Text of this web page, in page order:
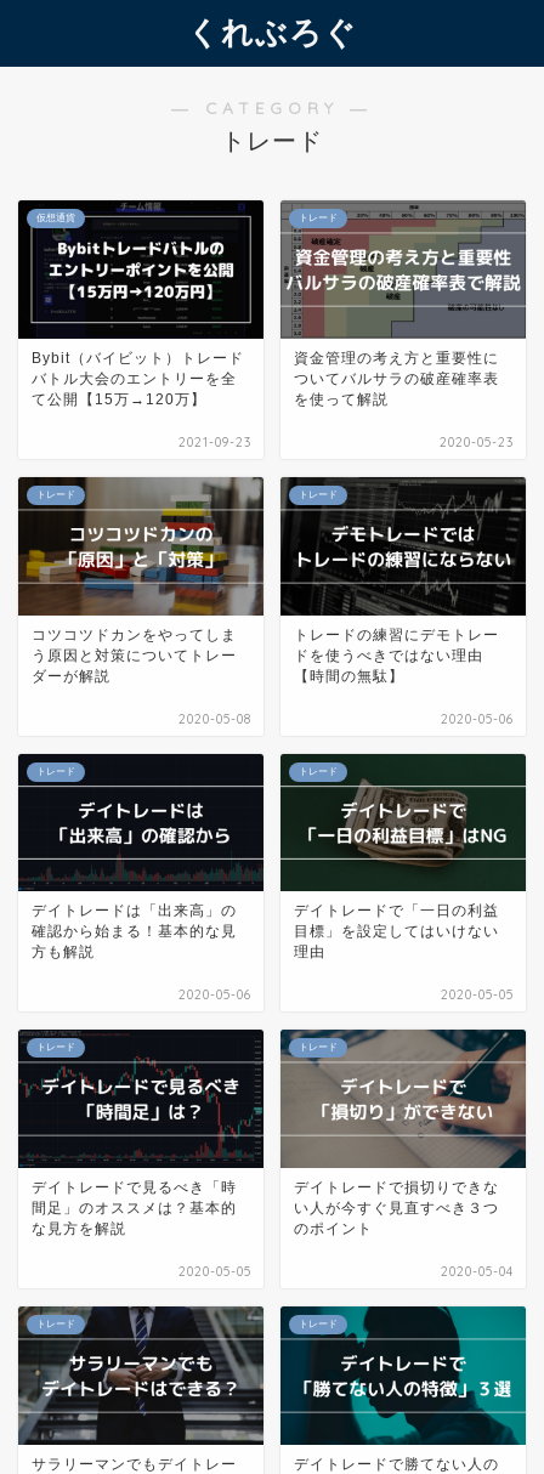
くれぶろぐ
― CATEGORY ―
トレード
仮想通貨
Bybit（バイビット）トレード
バトル大会のエントリーを全
て公開【15万→120万】
2021-09-23
トレード
資金管理の考え方と重要性に
ついてバルサラの破産確率表
を使って解説
2020-05-23
トレード
コツコツドカンをやってしま
う原因と対策についてトレー
ダーが解説
2020-05-08
トレード
トレードの練習にデモトレー
ドを使うべきではない理由
【時間の無駄】
2020-05-06
トレード
デイトレードは「出来高」の
確認から始まる！基本的な見
方も解説
2020-05-06
トレード
デイトレードで「一日の利益
目標」を設定してはいけない
理由
2020-05-05
トレード
デイトレードで見るべき「時
間足」のオススメは？基本的
な見方を解説
2020-05-05
トレード
デイトレードで損切りできな
い人が今すぐ見直すべき３つ
のポイント
2020-05-04
トレード
サラリーマンでもデイトレー
トレード
デイトレードで勝てない人の